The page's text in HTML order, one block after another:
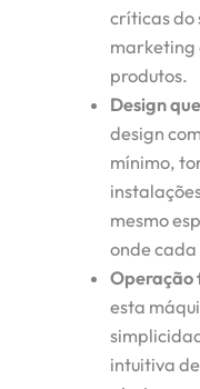
críticas do
marketing
produtos.
Design
design
mínimo,
mesmo
onde
Operação
esta
intuitiva